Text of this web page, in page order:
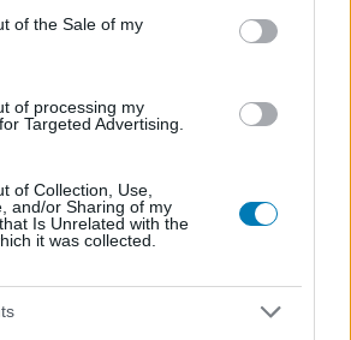
of the Sale of my
of processing my
Targeted Advertising.
of Collection, Use,
and/or Sharing of my
Is Unrelated with the
it was collected.
karaktereket is
az Elden Ring DLC-
új fejlődési
13:55
majd az új fejlődési rendszer